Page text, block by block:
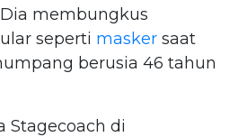
membungkus
seperti masker saat
berusia 46 tahun
Stagecoach di